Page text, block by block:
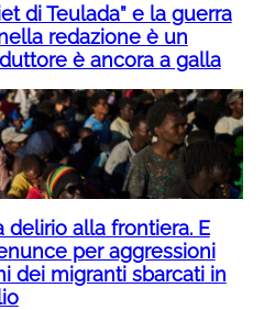
di Teulada” e la guerra
redazione è un
è ancora a galla
delirio alla frontiera. E
per aggressioni
dei migranti sbarcati in